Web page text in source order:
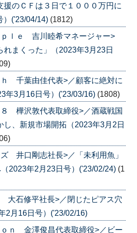
援のＣＦは３日で１０００万円に
）('23/04/14) (1812)
ｐｌｅ 吉川睦希マネージャー>
れまくった」（2023年3月23日
千葉由佳代表>／顧客に絶対に
年3月16日号）('23/03/16) (1808)
樺沢敦代表取締役>／酒蔵戦国
し、新規市場開拓（2023年3月2日
井口剛志社長>／「未利用魚」
（2023年2月23日号）('23/02/24) (1
大石修平社長>／閉じたピアス穴
2月16日号）('23/02/16)
ｎ 金澤俊昌代表取締役>／ビー